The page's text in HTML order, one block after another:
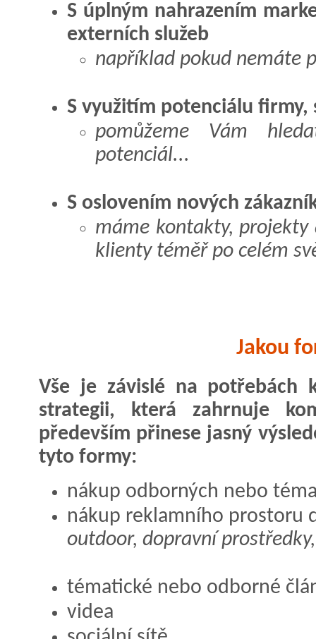
S úplným nahrazením
externích služeb
například pokud nemáte
S využitím potenciálu firmy,
pomůžeme Vám
potenciál...
S oslovením nových
máme kontakty, projekty
klienty téměř po celém
Jakou
Vše je závislé na potřebách
strategii, která zahrnuje
především přinese jasný
tyto formy:
nákup odborných nebo
nákup reklamního prostoru
outdoor, dopravní
tématické nebo odborné
videa